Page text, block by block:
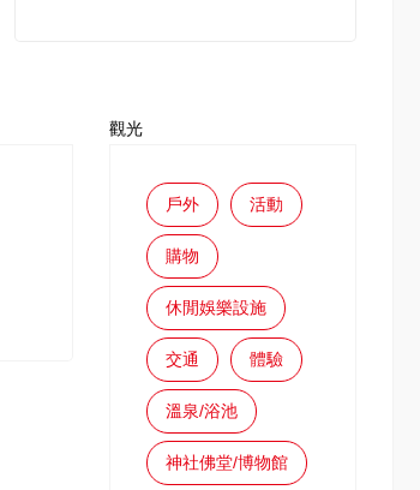
觀光
戶外 活動
購物
休閒娛樂設施
交通 體驗
溫泉/浴池
神社佛堂/博物館